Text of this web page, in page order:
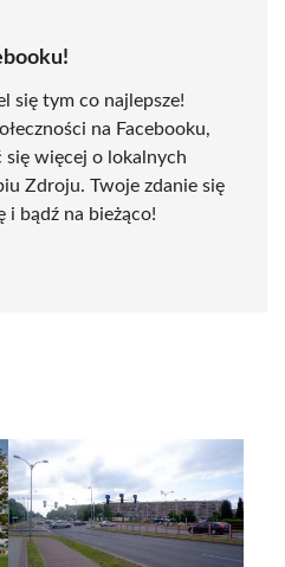
się tym co najlepsze!
na Facebooku,
się więcej o lokalnych
Zdroju. Twoje zdanie się
i bądź na bieżąco!